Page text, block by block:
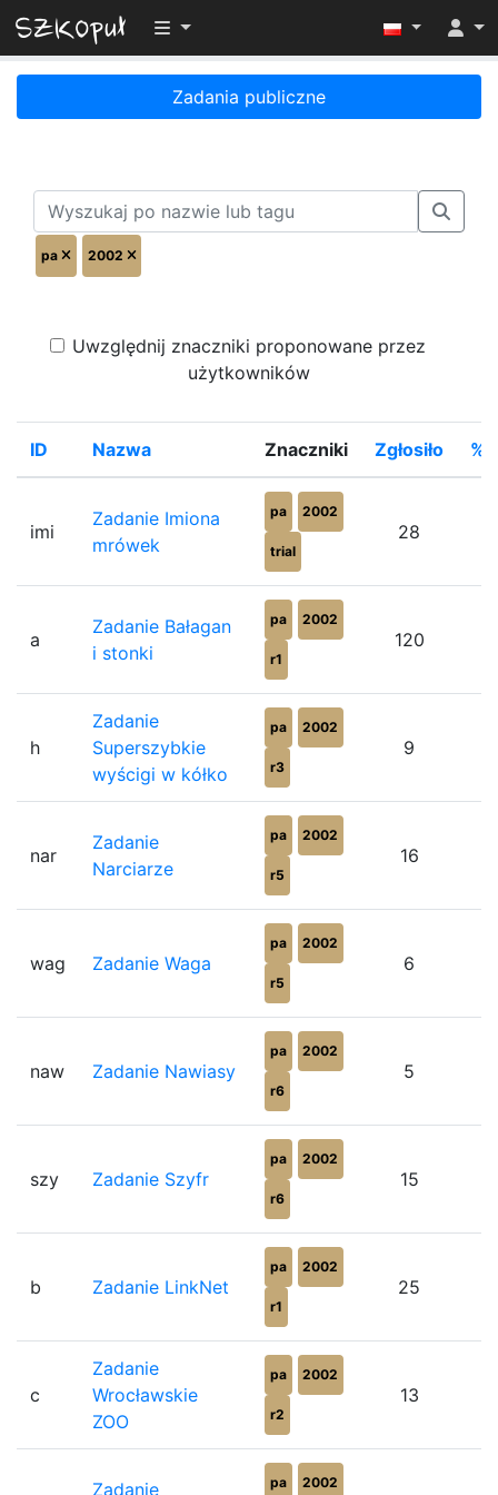
Przełącz widoczność menu
Zadania publiczne
pa 2002
Uwzględnij znaczniki proponowane przez
użytkowników
ID Nazwa Znaczniki Zgłosiło
imi
Zadanie Imiona
mrówek
pa 2002
trial
28
a
Zadanie Bałagan
i stonki
pa 2002
r1
120
h
Zadanie
Superszybkie
wyścigi w kółko
pa 2002
r3
9
nar
Zadanie
Narciarze
pa 2002
r5
16
wag Zadanie Waga
pa 2002
r5
6
naw Zadanie Nawiasy
pa 2002
r6
5
szy Zadanie Szyfr
pa 2002
r6
15
b Zadanie LinkNet
pa 2002
r1
25
c
Zadanie
Wrocławskie
ZOO
pa 2002
r2
13
Zadanie pa 2002